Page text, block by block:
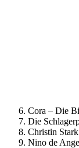
Cora – Die
Die
Christin
Nino de